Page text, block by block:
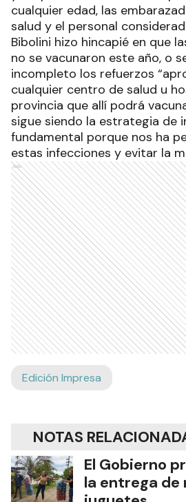
cualquier edad, las
salud y el personal
Bibolini hizo hincapié en que
no se vacunaron este año, o
incompleto los refuerzos
cualquier centro de salud u
provincia que allí podrá
sigue siendo la estrategia de
fundamental porque nos ha
estas infecciones y evitar la
Ads
Edición Impresa
NOTAS
El Gobierno
la entrega de